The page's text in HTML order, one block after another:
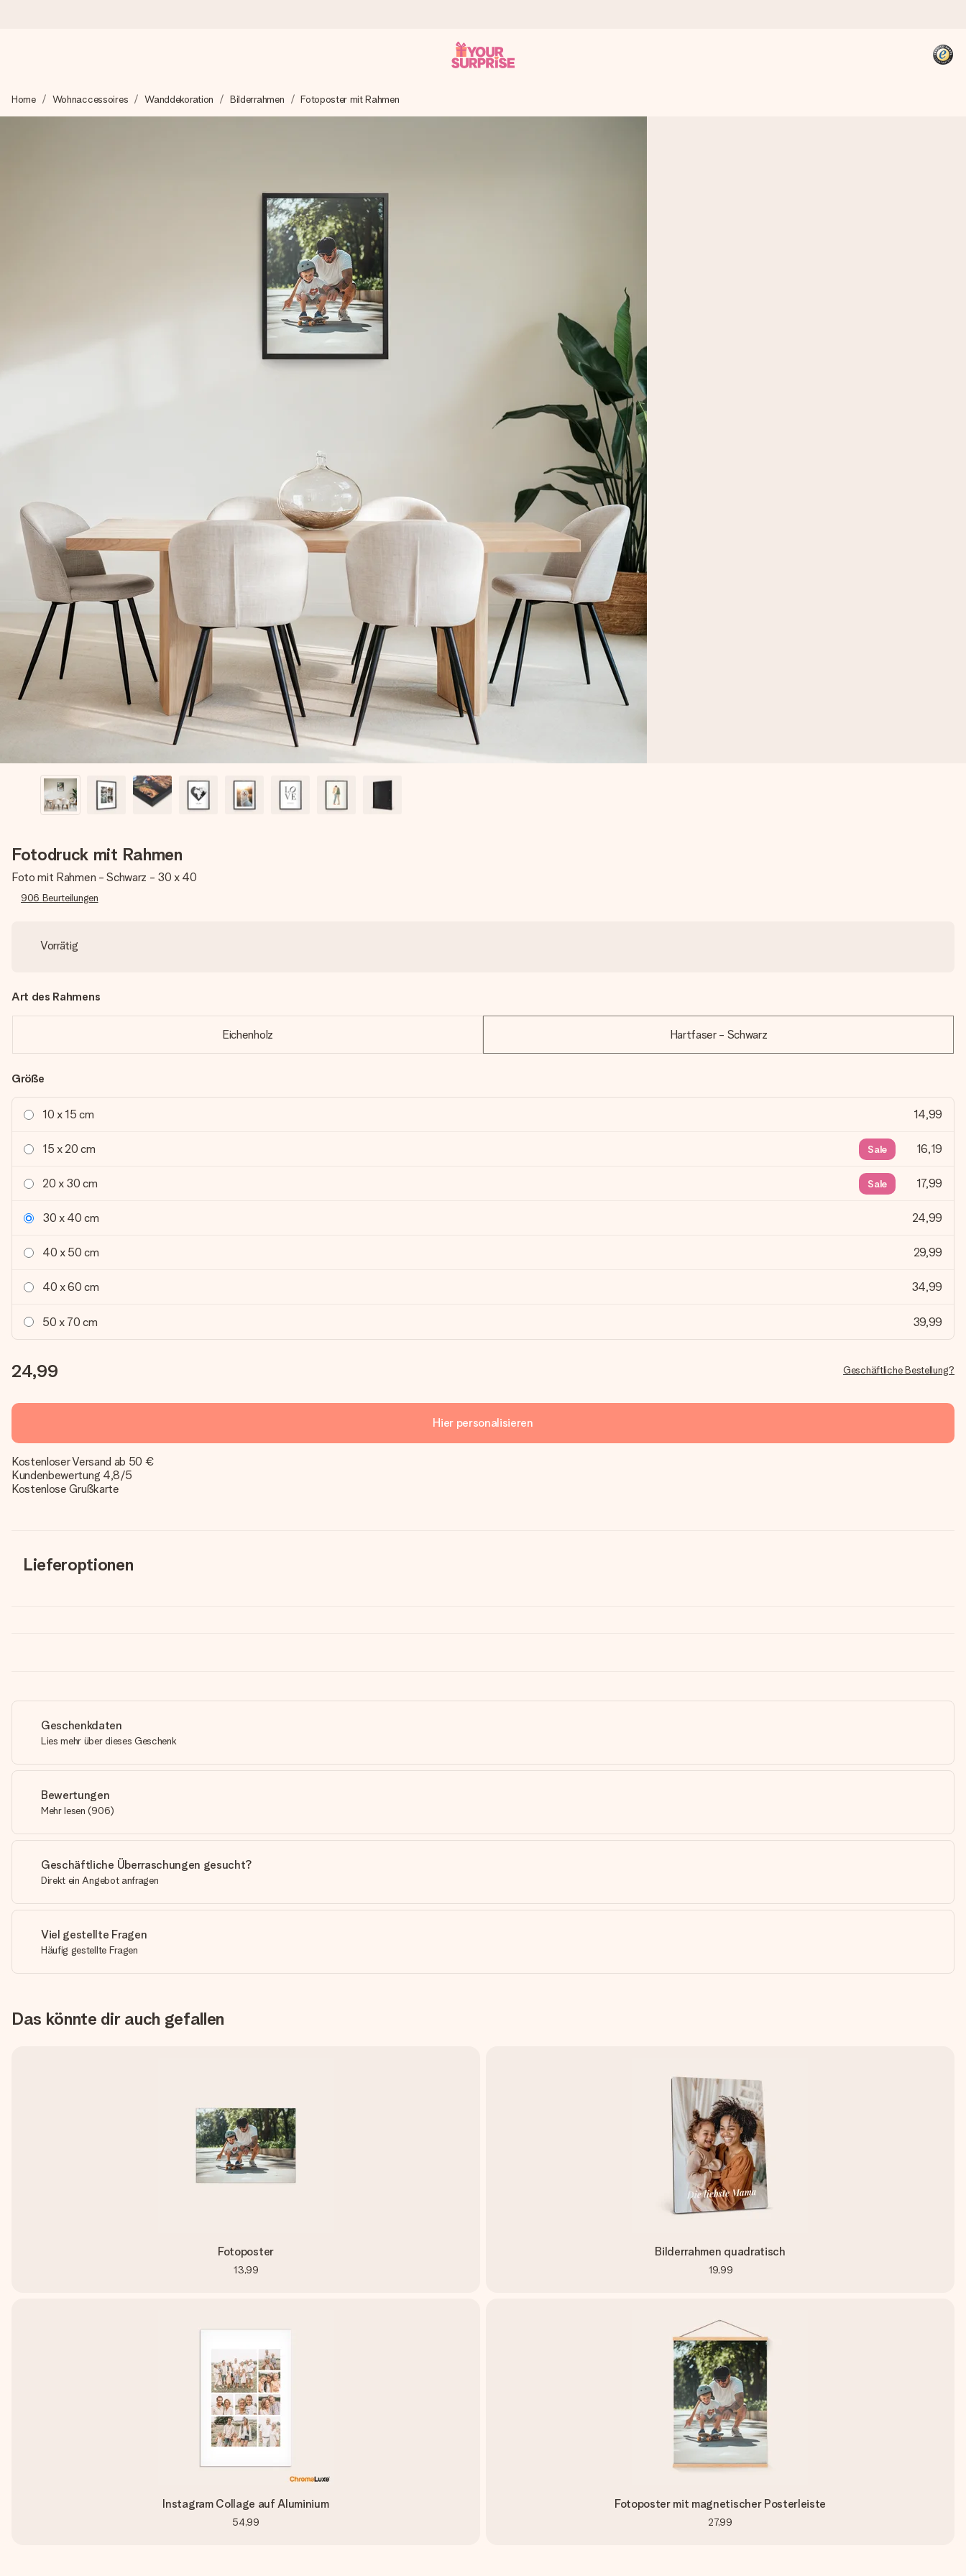
Wir bereiten dein Geschenk sorgfältig vor und schicken es blitzschnell – damit du es genau zum richtigen Zeitpunkt überreichen kannst, wenn es am meisten
zählt.
Unsere Geschenke begeistern. Kunden bewerten uns mit 4,8 bei Google Reviews (Gesamtergebnis aller Länder, in die wir versenden).
Home Wohnaccessoires Wanddekoration Bilderrahmen Fotoposter mit Rahmen
Fotodruck mit Rahmen
Foto mit Rahmen - Schwarz - 30 x 40
906 Beurteilungen
Vorrätig
Art des Rahmens
Eichenholz Hartfaser - Schwarz
Größe
10 x 15 cm 14,99
15 x 20 cm Sale 16,19
20 x 30 cm Sale 17,99
30 x 40 cm 24,99
40 x 50 cm 29,99
40 x 60 cm 34,99
50 x 70 cm 39,99
24,99 Geschäftliche Bestellung?
Hier personalisieren
Kostenloser Versand ab 50 €
Kundenbewertung 4,8/5
Kostenlose Grußkarte
Lieferoptionen
Geschenkdaten
Lies mehr über dieses Geschenk
Bewertungen
Mehr lesen (906)
Geschäftliche Überraschungen gesucht?
Direkt ein Angebot anfragen
Viel gestellte Fragen
Häufig gestellte Fragen
Das könnte dir auch gefallen
Fotoposter
13,99
Bilderrahmen quadratisch
19,99
Instagram Collage auf Aluminium
54,99
Fotoposter mit magnetischer Posterleiste
27,99